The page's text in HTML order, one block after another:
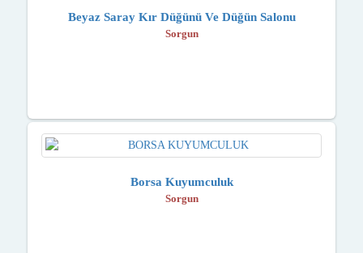
Beyaz Saray Kır Düğünü Ve Düğün Salonu
Sorgun
Borsa Kuyumculuk
Sorgun